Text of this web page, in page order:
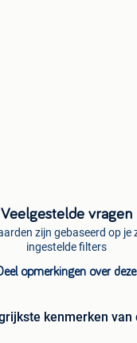
Veelgestelde vragen
zijn gebaseerd op je
ingestelde filters
opmerkingen over
kenmerken van